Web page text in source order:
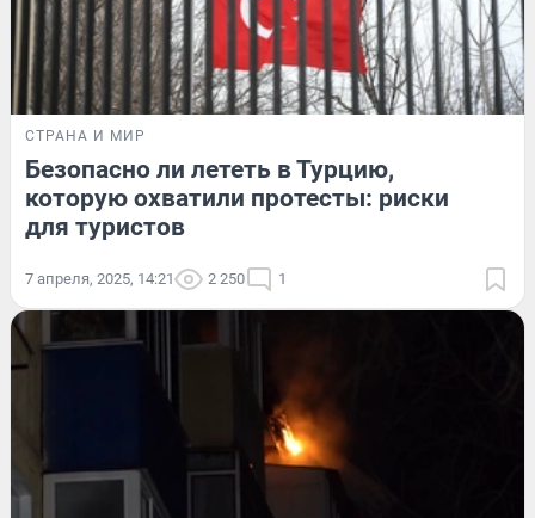
СТРАНА И МИР
Безопасно ли лететь в Турцию,
которую охватили протесты: риски
для туристов
7 апреля, 2025, 14:21 2 250 1